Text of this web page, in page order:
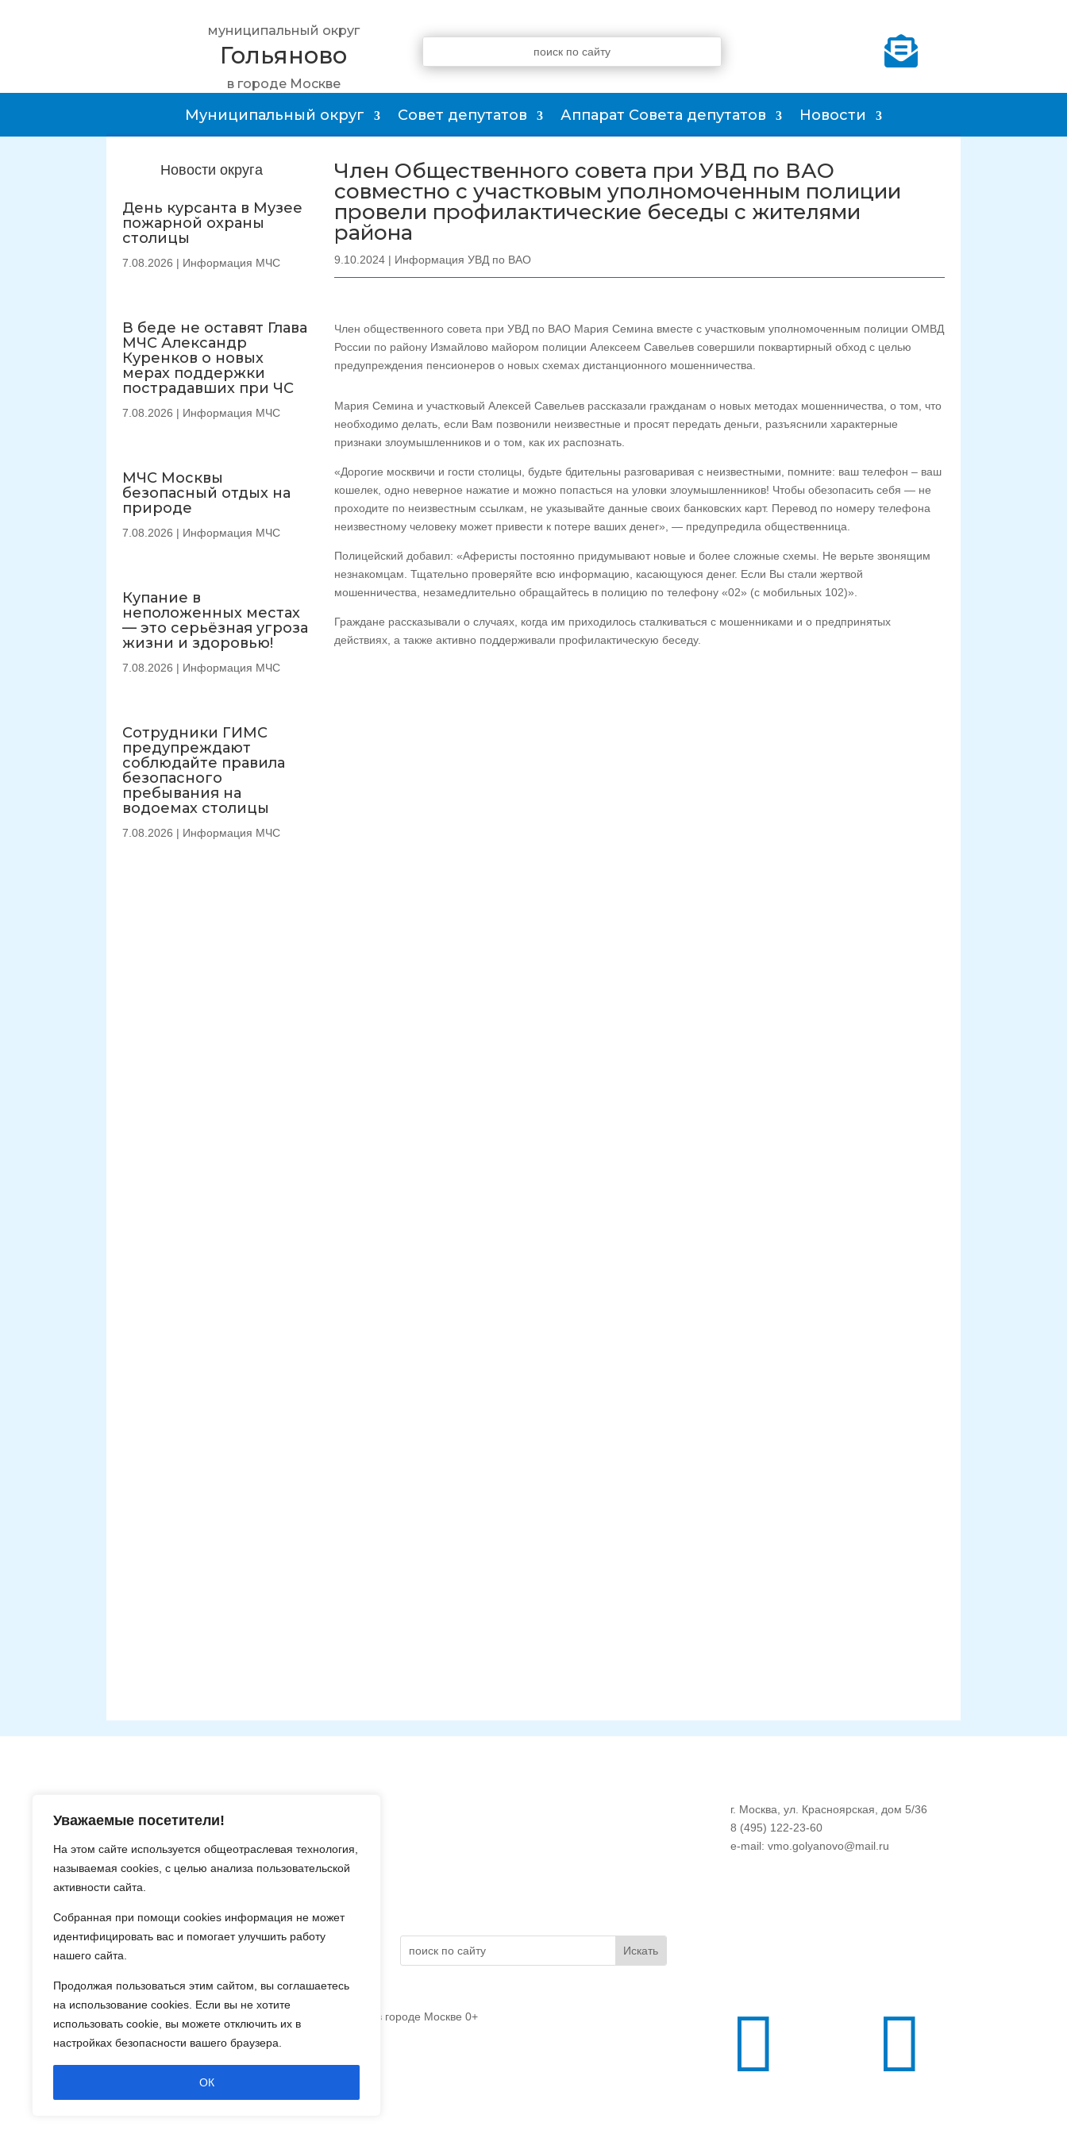
Уважаемые посетители!
На этом сайте используется общеотраслевая технология,
называемая cookies , с целью анализа пользовательской
активности сайта.
Собранная при помощи cookies информация не может
идентифицировать вас и помогает улучшить работу
нашего сайта.
Продолжая пользоваться этим сайтом, вы соглашаетесь
на использование cookies . Если вы не хотите
использовать cookie , вы можете отключить их в
настройках безопасности вашего браузера.
ОК
муниципальный округ
Гольяново
в городе Москве

Муниципальный округ Совет депутатов Аппарат Совета депутатов Новости
Новости округа
День курсанта в Музее
пожарной охраны
столицы
7.08.2026 | Информация МЧС
В беде не оставят Глава
МЧС Александр
Куренков о новых
мерах поддержки
пострадавших при ЧС
7.08.2026 | Информация МЧС
МЧС Москвы
безопасный отдых на
природе
7.08.2026 | Информация МЧС
Купание в
неположенных местах
— это серьёзная угроза
жизни и здоровью!
7.08.2026 | Информация МЧС
Сотрудники ГИМС
предупреждают
соблюдайте правила
безопасного
пребывания на
водоемах столицы
7.08.2026 | Информация МЧС
Член Общественного совета при УВД по ВАО
совместно с участковым уполномоченным полиции
провели профилактические беседы с жителями
района
9.10.2024| Информация УВД по ВАО
Член общественного совета при УВД по ВАО Мария Семина вместе с участковым уполномоченным полиции ОМВД
России по району Измайлово майором полиции Алексеем Савельев совершили поквартирный обход с целью
предупреждения пенсионеров о новых схемах дистанционного мошенничества.
Мария Семина и участковый Алексей Савельев рассказали гражданам о новых методах мошенничества, о том, что
необходимо делать, если Вам позвонили неизвестные и просят передать деньги, разъяснили характерные
признаки злоумышленников и о том, как их распознать.
«Дорогие москвичи и гости столицы, будьте бдительны разговаривая с неизвестными, помните: ваш телефон – ваш
кошелек, одно неверное нажатие и можно попасться на уловки злоумышленников! Чтобы обезопасить себя — не
проходите по неизвестным ссылкам, не указывайте данные своих банковских карт. Перевод по номеру телефона
неизвестному человеку может привести к потере ваших денег», — предупредила общественница.
Полицейский добавил: «Аферисты постоянно придумывают новые и более сложные схемы. Не верьте звонящим
незнакомцам. Тщательно проверяйте всю информацию, касающуюся денег. Если Вы стали жертвой
мошенничества, незамедлительно обращайтесь в полицию по телефону «02» (с мобильных 102)».
Граждане рассказывали о случаях, когда им приходилось сталкиваться с мошенниками и о предпринятых
действиях, а также активно поддерживали профилактическую беседу.
Версия сайта для слабовидящих
г. Москва, ул. Красноярская, дом 5/36
8 (495) 122-23-60
e-mail: vmo.golyanovo@mail.ru
Сетевое издание Муниципальный округ Гольяново в городе Москве 0+
© 2024 Все права защищены.
 